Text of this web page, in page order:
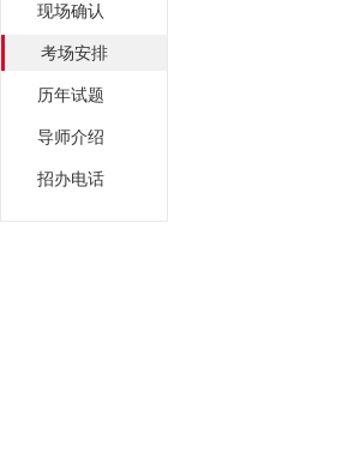
现场确认
考场安排
历年试题
导师介绍
招办电话